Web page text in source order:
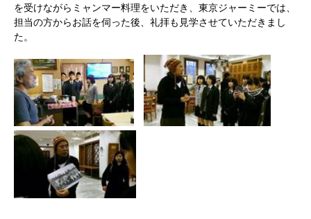
を受けながらミャンマー料理をいただき、東京ジャーミーでは、
担当の方からお話を伺った後、礼拝も見学させていただきまし
た。